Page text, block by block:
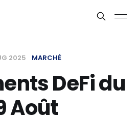
2025 MARCHÉ
DeFi du
Août